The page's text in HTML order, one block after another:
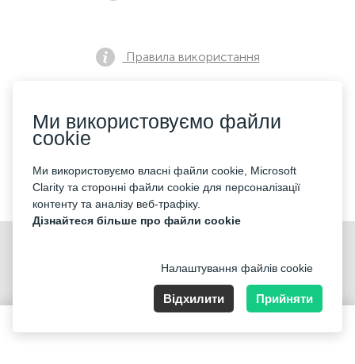
Правила використання
Політика конфіденційності
Контакти
Nummer der Firma: 40221 Düsseldorf, Registered address:
Ми використовуємо файли
cookie
Ми використовуємо власні файли cookie, Microsoft
Clarity та сторонні файли cookie для персоналізації
контенту та аналізу веб-трафіку.
Дізнайтеся більше про файли cookie
Налаштування файлів cookie
Відхилити Прийняти